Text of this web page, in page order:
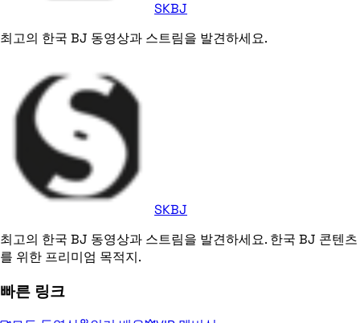
SKBJ
최고의 한국 BJ 동영상과 스트림을 발견하세요.
SKBJ
최고의 한국 BJ 동영상과 스트림을 발견하세요. 한국 BJ 콘텐츠
를 위한 프리미엄 목적지.
빠른 링크